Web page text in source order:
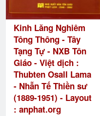
Kinh Lăng Nghiêm
Tông Thông - Tây
Tạng Tự - NXB Tôn
Giáo - Việt dịch :
Thubten Osall Lama
- Nhẫn Tế Thiền sư
(1889-1951) - Layout
: anphat.org